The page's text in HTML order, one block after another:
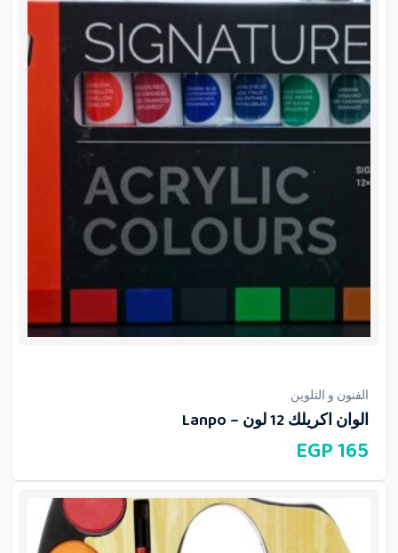
الفنون و التلوين
الوان اكريلك 12 لون – Lanpo
165
EGP